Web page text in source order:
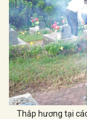
Thắp hương tại